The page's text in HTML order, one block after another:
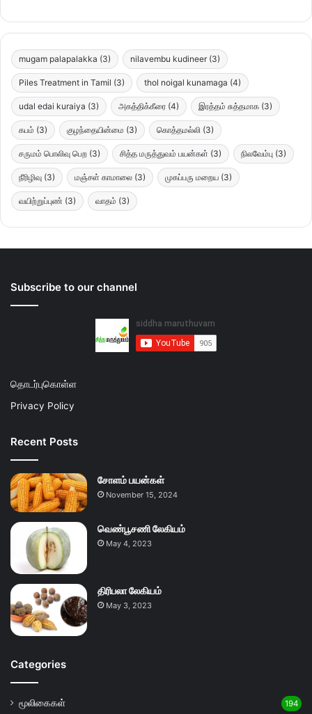
mugam palapalakka (3) nilavembu kudineer (3)
Piles Treatment in Tamil (3) thol noigal kunamaga (4)
udal edai kuraiya (3) அகத்திக்கீரை (4) இரத்தம் சுத்தமாக (3)
கபம் (3) குழந்தையின்மை (3) கொத்தமல்லி (3)
சருமம் பொலிவு பெற (3) சித்த மருத்துவம் பயன்கள் (3) நிலவேம்பு (3)
நீரிழிவு (3) மஞ்சள் காமாலை (3) முகப்பரு மறைய (3)
வயிற்றுப்புண் (3) வாதம் (3)
Subscribe to our channel
தொடர்புகொள்ள
Privacy Policy
Recent Posts
சோளம் பயன்கள்
November 15, 2024
வெண்பூசணி லேகியம்
May 4, 2023
திரிபலா லேகியம்
May 3, 2023
Categories
மூலிகைகள் 194